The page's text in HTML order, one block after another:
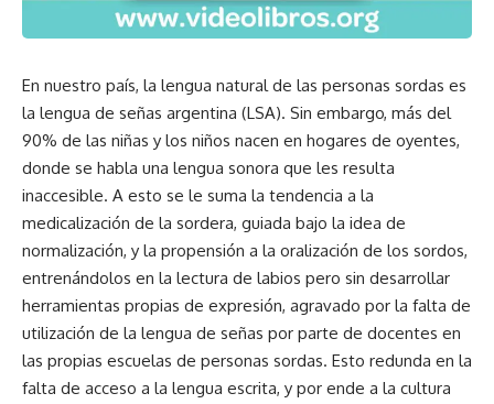
En nuestro país, la lengua natural de las personas sordas es
la lengua de señas argentina (LSA). Sin embargo, más del
90% de las niñas y los niños nacen en hogares de oyentes,
donde se habla una lengua sonora que les resulta
inaccesible. A esto se le suma la tendencia a la
medicalización de la sordera, guiada bajo la idea de
normalización, y la propensión a la oralización de los sordos,
entrenándolos en la lectura de labios pero sin desarrollar
herramientas propias de expresión, agravado por la falta de
utilización de la lengua de señas por parte de docentes en
las propias escuelas de personas sordas. Esto redunda en la
falta de acceso a la lengua escrita, y por ende a la cultura